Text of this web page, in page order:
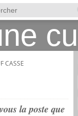
CASSE
la poste que